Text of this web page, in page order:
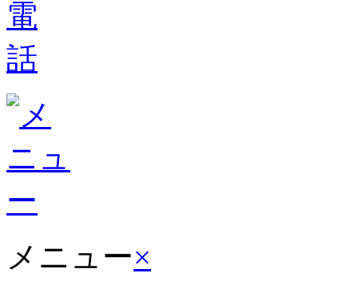
メニュー×